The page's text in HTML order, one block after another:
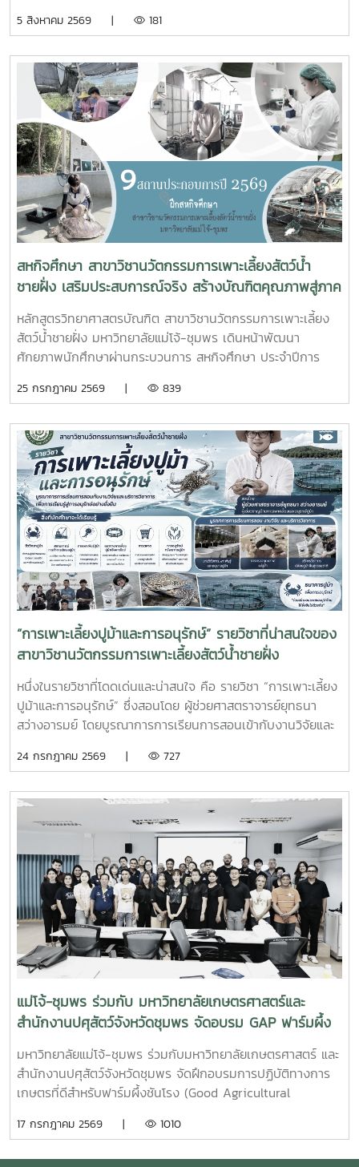
รวม สาย ก3 และ ก4ในเขตผังเมืองรวมชุมชนปากน้ำหลังสวน
ศาลากลางจังหวัดชุมพร โดยมีนายจักรพงศ์ นิลไพรัช ธนารักษ์
พื้นที่ชุมพร เป็นประธานในการประชุมในการนี้ นายอุดม จิตตวงค์
โยธาธิการและผังเมืองจังหวัดชุมพร พร้อมด้วยคณะที่ปรึกษา
โครงการจัดรูปที่ดินเพื่อพัฒนาพื้นที่ส่วนจังหวัดชุมพร บริเวณ
ถนนผังเมืองรวม สาย ก3 และก4 ในเขตผังเมืองรวมชุมชน
ปากน้ำหลังสวน เข้าร่วมการประชุมฯ ดังกล่าว เพื่อพิจารณาขอ
ความเห็นชอบค่าชดเชยต้นไม้และพืชผล และค่าชดเชยอาคารและ
สิ่งปลูกสร้างจากกองทุนจัดรูปที่ดินเพื่อพัฒนาพื้นที่มติที่ประชุม
รับทราบรายละเอียดราคาและเห็นควรให้เสนอคณะกรรมการ
จังหวัดขอรับเงินอุดหนุนจากกกองทุนจัดรูปเพื่อพัฒนาพื้นที่
5 สิงหาคม 2569 | 181
สหกิจศึกษา สาขาวิชานวัตกรรมการเพาะเลี้ยงสัตว์น้ำ
ชายฝั่ง เสริมประสบการณ์จริง สร้างบัณฑิตคุณภาพสู่ภาค
อุตสาหกรรมการผลิตสัตว์น้ำ
หลักสูตรวิทยาศาสตรบัณฑิต สาขาวิชานวัตกรรมการเพาะเลี้ยง
สัตว์น้ำชายฝั่ง มหาวิทยาลัยแม่โจ้-ชุมพร เดินหน้าพัฒนา
ศักยภาพนักศึกษาผ่านกระบวนการ สหกิจศึกษา ประจำปีการ
การและหน่วยงานภาคีเครือข่ายเป็นระยะเวลา 4 เดือน เพื่อให้
ความรู้จากห้องเรียนไปประยุกต์ใช้ในการทำงานจริงทั้งนี้ สหกิจ
ศึกษาเป็นส่วนสำคัญของการจัดการเรียนการสอน ที่มุ่งเน้นการ
ผลิตบัณฑิตให้มีความพร้อมทั้งด้านวิชาการและวิชาชีพ นักศึกษา
จะได้ฝึกทักษะการทำงานในสภาพแวดล้อมจริง เรียนรู้การแก้ไข
ปัญหาเฉพาะหน้า อดทน สู้งาน ซื่อสัตย์ มีสัมมาคารวะ ทำงาน
ร่วมกับผู้อื่นได้ และการปรับตัวให้เข้ากับองค์กร ตลอดจนพัฒนา
ทักษะวิชาชีพด้านการเพาะเลี้ยงสัตว์น้ำชายฝั่ง ให้สอดคล้องกับ
ความต้องการของภาคอุตสาหกรรมการผลิตสัตว์น้ำและอื่นๆที่
เกี่ยวข้อง
25 กรกฎาคม 2569 | 839
“การเพาะเลี้ยงปูม้าและการอนุรักษ์” รายวิชาที่น่าสนใจของ
สาขาวิชานวัตกรรมการเพาะเลี้ยงสัตว์น้ำชายฝั่ง
หนึ่งในรายวิชาที่โดดเด่นและน่าสนใจ คือ รายวิชา “การเพาะเลี้ยง
ปูม้าและการอนุรักษ์” ซึ่งสอนโดย ผู้ช่วยศาสตราจารย์ยุทธนา
สว่างอารมย์ โดยบูรณาการการเรียนการสอนเข้ากับงานวิจัยและ
และภาคปฏิบัติ ตั้งแต่ชีววิทยาและวงจรชีวิตของปูม้า การเพาะ
และการฟื้นฟูทรัพยากรปูม้าในพื้นที่ชายฝั่งนักศึกษาจะได้ลงพื้นที่
ปฏิบัติงานจริง ร่วมศึกษาวิจัยและทำกิจกรรมบริการวิชาการกับ
ชุมชน ภาคีเครือข่าย และหน่วยงานที่เกี่ยวข้อง เพื่อแลกเปลี่ยน
องค์ความรู้และร่วมกันพัฒนาแนวทางการอนุรักษ์ทรัพยากรทาง
ทะเล อันเป็นการสร้างประสบการณ์การเรียนรู้จากสถานการณ์
จริง พร้อมปลูกฝังความรับผิดชอบต่อสังคมและสิ่งแวดล้อม
24 กรกฎาคม 2569 | 727
แม่โจ้-ชุมพร ร่วมกับ มหาวิทยาลัยเกษตรศาสตร์และ
สำนักงานปศุสัตว์จังหวัดชุมพร จัดอบรม GAP ฟาร์มผึ้ง
ชันโรง ยกระดับมาตรฐานการเลี้ยงสู่การพัฒนาเศรษฐกิจ
ชุมชนอย่างยั่งยืน
มหาวิทยาลัยแม่โจ้-ชุมพร ร่วมกับมหาวิทยาลัยเกษตรศาสตร์ และ
สำนักงานปศุสัตว์จังหวัดชุมพร จัดฝึกอบรมการปฏิบัติทางการ
เกษตรที่ดีสำหรับฟาร์มผึ้งชันโรง (Good Agricultural
กรกฎาคม พ.ศ. 2569 ณ ห้องประชุมชั้นดาดฟ้า อาคารบุญรอด
17 กรกฎาคม 2569 | 1010